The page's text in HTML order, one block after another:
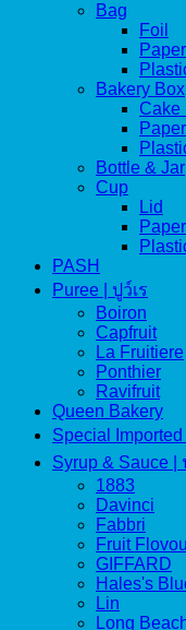
Bag
Foil
Paper
Bakery Box
Cake
Paper
Bottle & Jar
Cup
Lid
Paper
PASH
Puree | ปูว์เร
Boiron
Capfruit
La Fruitiere
Ponthier
Ravifruit
Queen Bakery
Special
Syrup & Sauce |
1883
Davinci
Fabbri
Fruit
GIFFARD
Hales's
Lin
Long